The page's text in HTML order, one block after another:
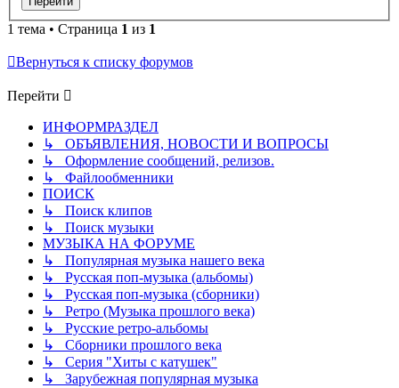
1 тема • Страница 1 из 1
Вернуться к списку форумов
Перейти
ИНФОРМРАЗДЕЛ
↳ ОБЪЯВЛЕНИЯ, НОВОСТИ И ВОПРОСЫ
↳ Оформление сообщений, релизов.
↳ Файлообменники
ПОИСК
↳ Поиск клипов
↳ Поиск музыки
МУЗЫКА НА ФОРУМЕ
↳ Популярная музыка нашего века
↳ Русская поп-музыка (альбомы)
↳ Русская поп-музыка (сборники)
↳ Ретро (Музыка прошлого века)
↳ Русские ретро-альбомы
↳ Сборники прошлого века
↳ Серия "Хиты с катушек"
↳ Зарубежная популярная музыка